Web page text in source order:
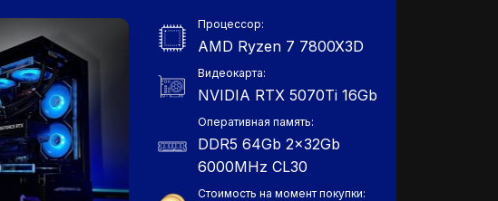
Процессор:
AMD Ryzen 7 7800X3D
Видеокарта:
NVIDIA RTX 5070Ti 16Gb
Оперативная память:
DDR5 64Gb 2x32Gb
6000MHz СL30
Стоимость на момент покупки: